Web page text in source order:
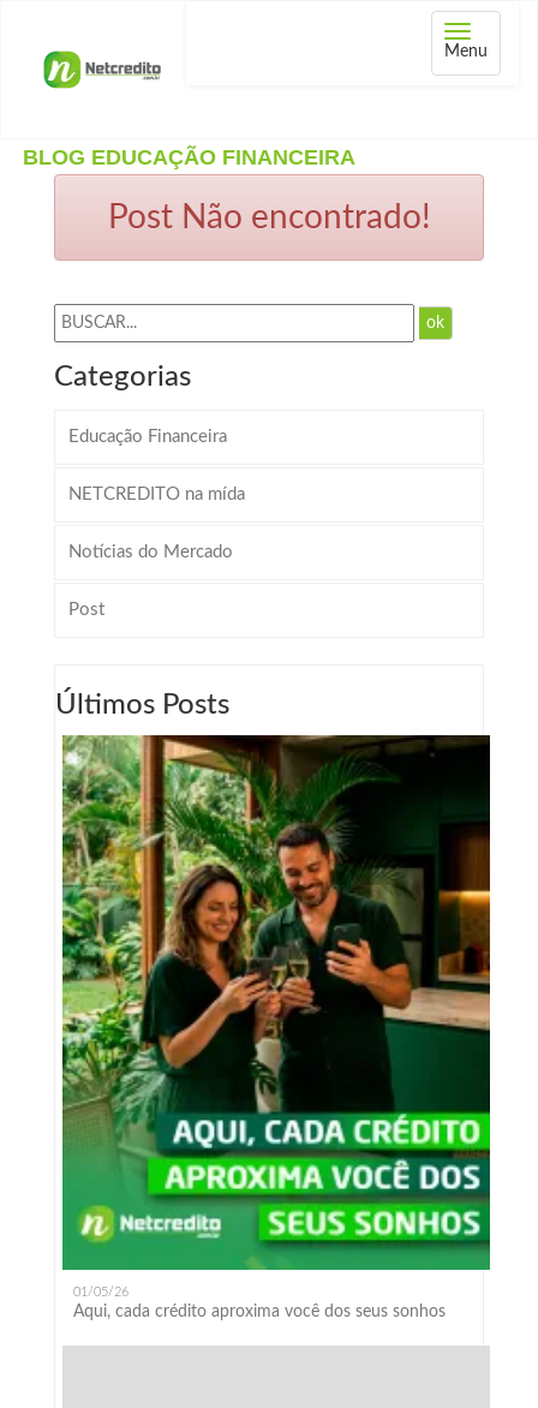
Abrir
menu
Menu
BLOG EDUCAÇÃO FINANCEIRA
Post Não encontrado!
ok
Categorias
Educação Financeira
NETCREDITO na mída
Notícias do Mercado
Post
Últimos Posts
01/05/26
Aqui, cada crédito aproxima você dos seus sonhos